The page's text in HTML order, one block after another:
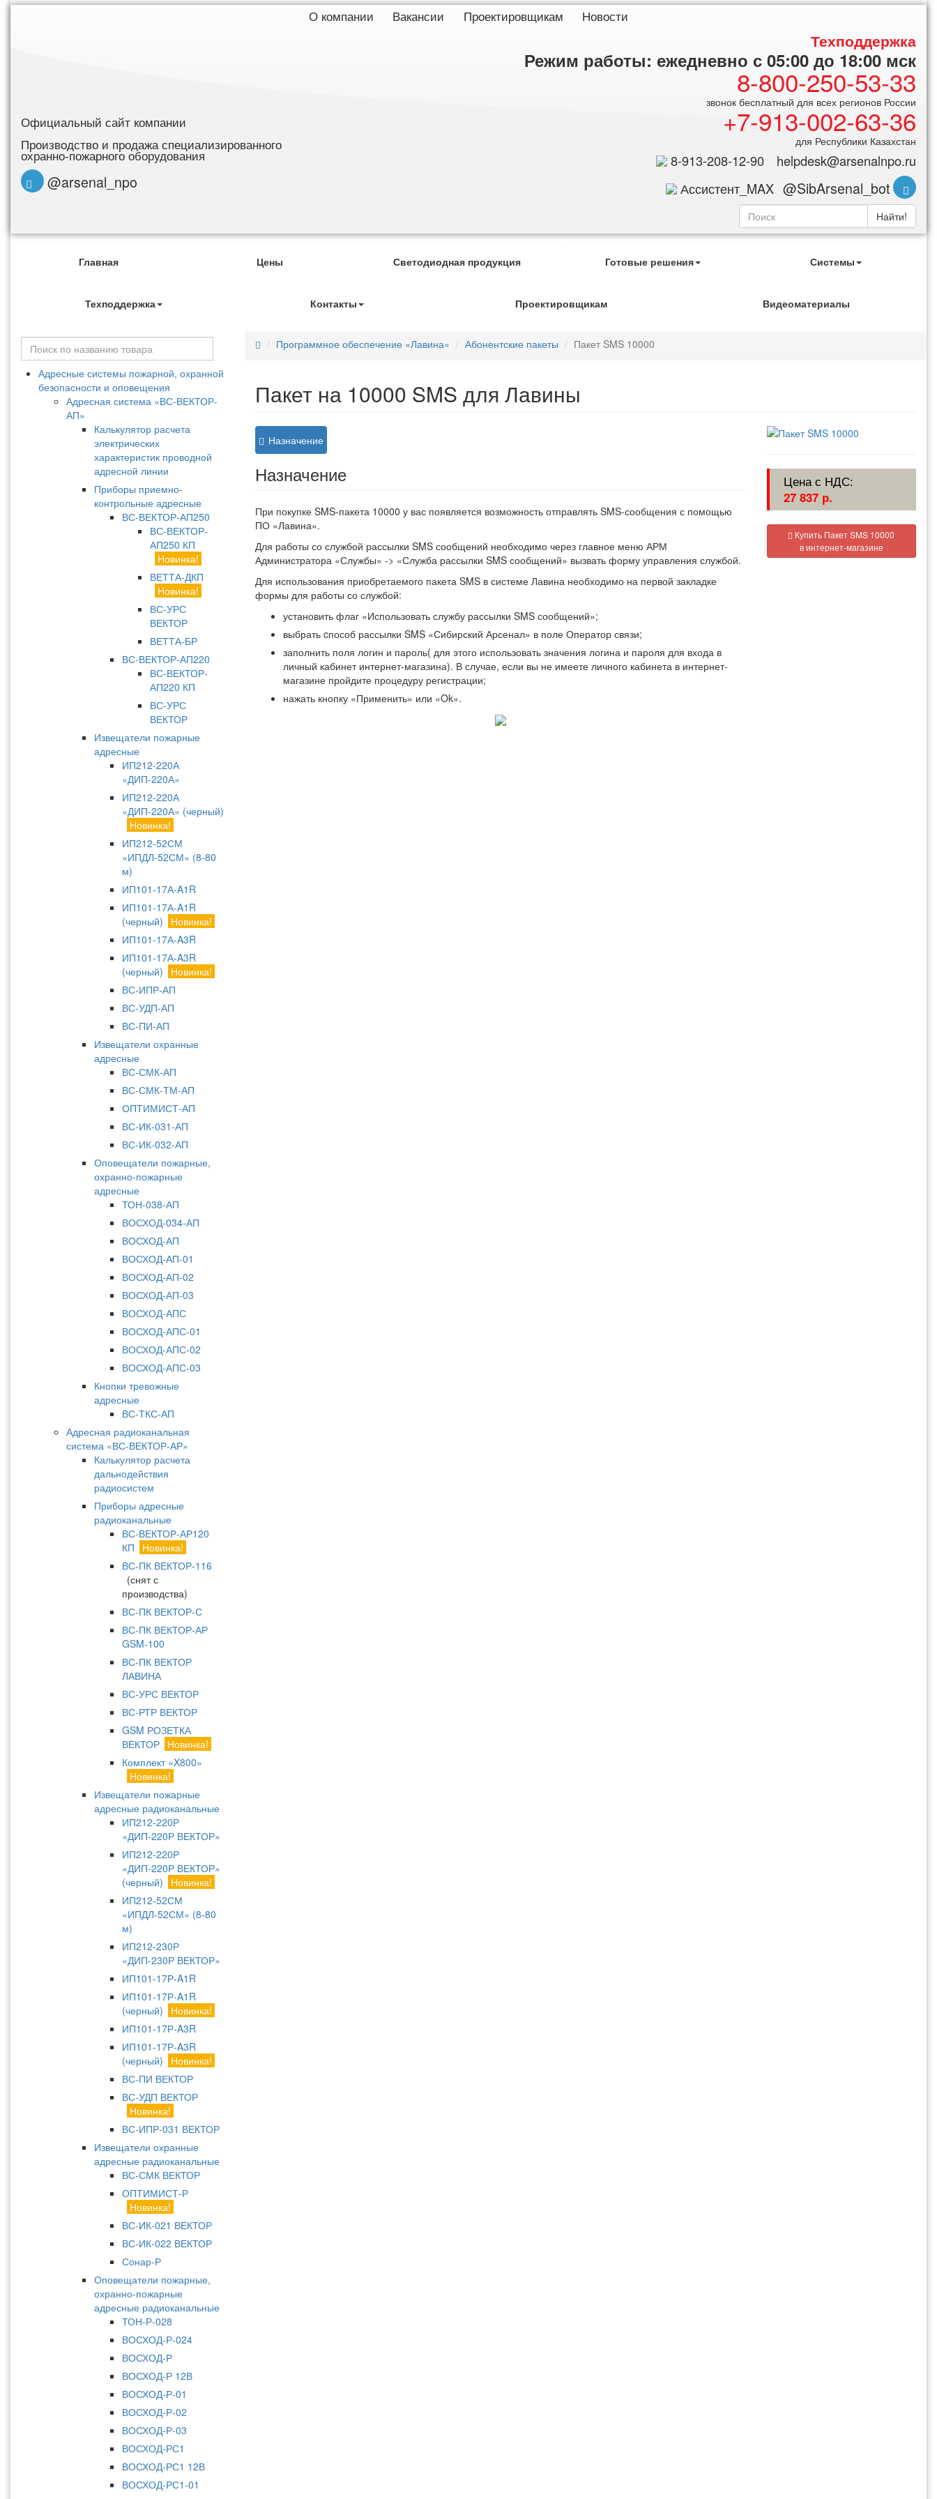
О компании Вакансии Проектировщикам Новости
Официальный сайт компании
Производство и продажа специализированного
охранно-пожарного оборудования
@arsenal_npo
Техподдержка
Режим работы: ежедневно с 05:00 до 18:00 мск
8-800-250-53-33
звонок бесплатный для всех регионов России
+7-913-002-63-36
для Республики Казахстан
8-913-208-12-90
helpdesk@arsenalnpo.ru
Ассистент_MAX @SibArsenal_bot
Найти!
Главная Цены Светодиодная продукция Готовые решения Системы
Техподдержка Контакты Проектировщикам Видеоматериалы
Адресные системы пожарной, охранной
безопасности и оповещения
Адресная система «ВС-ВЕКТОР-
АП»
Калькулятор расчета
электрических
характеристик проводной
адресной линии
Приборы приемно-
контрольные адресные
ВС-ВЕКТОР-АП250
ВС-ВЕКТОР-
АП250 КП
Новинка!
ВЕТТА-ДКП
Новинка!
ВС-УРС
ВЕКТОР
ВЕТТА-БР
ВС-ВЕКТОР-АП220
ВС-ВЕКТОР-
АП220 КП
ВС-УРС
ВЕКТОР
Извещатели пожарные
адресные
ИП212-220А
«ДИП-220А»
ИП212-220А
«ДИП-220А» (черный)
Новинка!
ИП212-52СМ
«ИПДЛ-52СМ» (8-80
м)
ИП101-17А-A1R
ИП101-17А-A1R
(черный)
Новинка!
ИП101-17А-A3R
ИП101-17А-A3R
(черный)
Новинка!
ВС-ИПР-АП
ВС-УДП-АП
ВС-ПИ-АП
Извещатели охранные
адресные
ВС-СМК-АП
ВС-СМК-ТМ-АП
ОПТИМИСТ-АП
ВС-ИК-031-АП
ВС-ИК-032-АП
Оповещатели пожарные,
охранно-пожарные
адресные
ТОН-038-АП
ВОСХОД-034-АП
ВОСХОД-АП
ВОСХОД-АП-01
ВОСХОД-АП-02
ВОСХОД-АП-03
ВОСХОД-АПС
ВОСХОД-АПС-01
ВОСХОД-АПС-02
ВОСХОД-АПС-03
Кнопки тревожные
адресные
ВС-ТКС-АП
Адресная радиоканальная
система «ВС-ВЕКТОР-АР»
Калькулятор расчета
дальнодействия
радиосистем
Приборы адресные
радиоканальные
ВС-ВЕКТОР-АР120
КП
Новинка!
ВС-ПК ВЕКТОР-116
(снят с
производства)
ВС-ПК ВЕКТОР-С
ВС-ПК ВЕКТОР-АР
GSM-100
ВС-ПК ВЕКТОР
ЛАВИНА
ВС-УРС ВЕКТОР
ВС-РТР ВЕКТОР
GSM РОЗЕТКА
ВЕКТОР Новинка!
Комплект «X800»
Новинка!
Извещатели пожарные
адресные радиоканальные
ИП212-220Р
«ДИП-220Р ВЕКТОР»
ИП212-220Р
«ДИП-220Р ВЕКТОР»
(черный)
Новинка!
ИП212-52СМ
«ИПДЛ-52СМ» (8-80
м)
ИП212-230Р
«ДИП-230Р ВЕКТОР»
ИП101-17Р-A1R
ИП101-17Р-A1R
(черный)
Новинка!
ИП101-17Р-A3R
ИП101-17Р-A3R
(черный)
Новинка!
ВС-ПИ ВЕКТОР
ВС-УДП ВЕКТОР
Новинка!
ВС-ИПР-031 ВЕКТОР
Извещатели охранные
адресные радиоканальные
ВС-СМК ВЕКТОР
ОПТИМИСТ-Р
Новинка!
ВС-ИК-021 ВЕКТОР
ВС-ИК-022 ВЕКТОР
Сонар-Р
Оповещатели пожарные,
охранно-пожарные
адресные радиоканальные
ТОН-Р-028
ВОСХОД-Р-024
ВОСХОД-Р
ВОСХОД-Р 12В
ВОСХОД-Р-01
ВОСХОД-Р-02
ВОСХОД-Р-03
ВОСХОД-РС1
ВОСХОД-РС1 12В
ВОСХОД-РС1-01
Программное обеспечение «Лавина» Абонентские пакеты Пакет SMS 10000
Пакет на 10000 SMS для Лавины
Назначение
Назначение
При покупке SMS-пакета 10000 у вас появляется возможность отправлять SMS-сообщения с помощью
ПО «Лавина».
Для работы со службой рассылки SMS сообщений необходимо через главное меню АРМ
Администратора «Службы» -> «Служба рассылки SMS сообщений» вызвать форму управления службой.
Для использования приобретаемого пакета SMS в системе Лавина необходимо на первой закладке
формы для работы со службой:
установить флаг «Использовать службу рассылки SMS сообщений»;
выбрать cпособ рассылки SMS «Сибирский Арсенал» в поле Оператор связи;
заполнить поля логин и пароль( для этого использовать значения логина и пароля для входа в
личный кабинет интернет-магазина). В случае, если вы не имеете личного кабинета в интернет-
магазине пройдите процедуру регистрации;
нажать кнопку «Применить» или «Ok».
Цена с НДС:
27 837 р.
Купить Пакет SMS 10000
в интернет-магазине